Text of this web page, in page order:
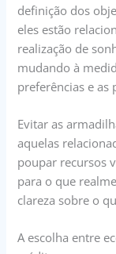
definição dos
eles estão
realização de
mudando à
preferências e
Evitar as
aquelas
poupar recursos
para o que
clareza sobre o
A escolha entre